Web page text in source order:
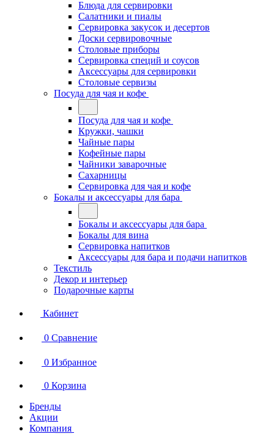
Блюда для сервировки
Салатники и пиалы
Сервировка закусок и десертов
Доски сервировочные
Столовые приборы
Сервировка специй и соусов
Аксессуары для сервировки
Столовые сервизы
Посуда для чая и кофе
Посуда для чая и кофе
Кружки, чашки
Чайные пары
Кофейные пары
Чайники заварочные
Сахарницы
Сервировка для чая и кофе
Бокалы и аксессуары для бара
Бокалы и аксессуары для бара
Бокалы для вина
Сервировка напитков
Аксессуары для бара и подачи напитков
Текстиль
Декор и интерьер
Подарочные карты
Кабинет
0 Сравнение
0 Избранное
0 Корзина
Бренды
Акции
Компания